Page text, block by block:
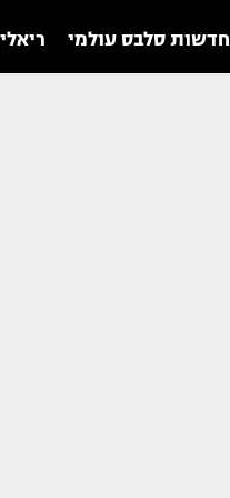
חדשות סלבס עולמי